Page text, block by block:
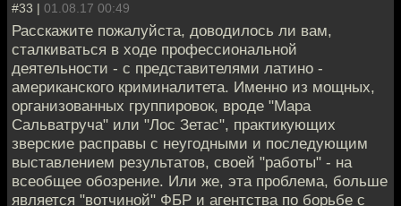
#33 | 01.08.17 00:49
Расскажите пожалуйста, доводилось ли вам,
сталкиваться в ходе профессиональной
деятельности - с представителями латино -
американского криминалитета. Именно из мощных,
организованных группировок, вроде "Мара
Сальватруча" или "Лос Зетас", практикующих
зверские расправы с неугодными и последующим
выставлением результатов, своей "работы" - на
всеобщее обозрение. Или же, эта проблема, больше
является "вотчиной" ФБР и агентства по борьбе с